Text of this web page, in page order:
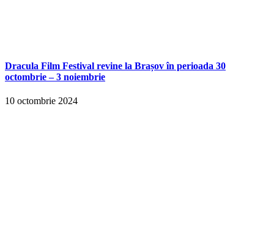
Dracula Film Festival revine la Brașov în perioada 30
octombrie – 3 noiembrie
10 octombrie 2024